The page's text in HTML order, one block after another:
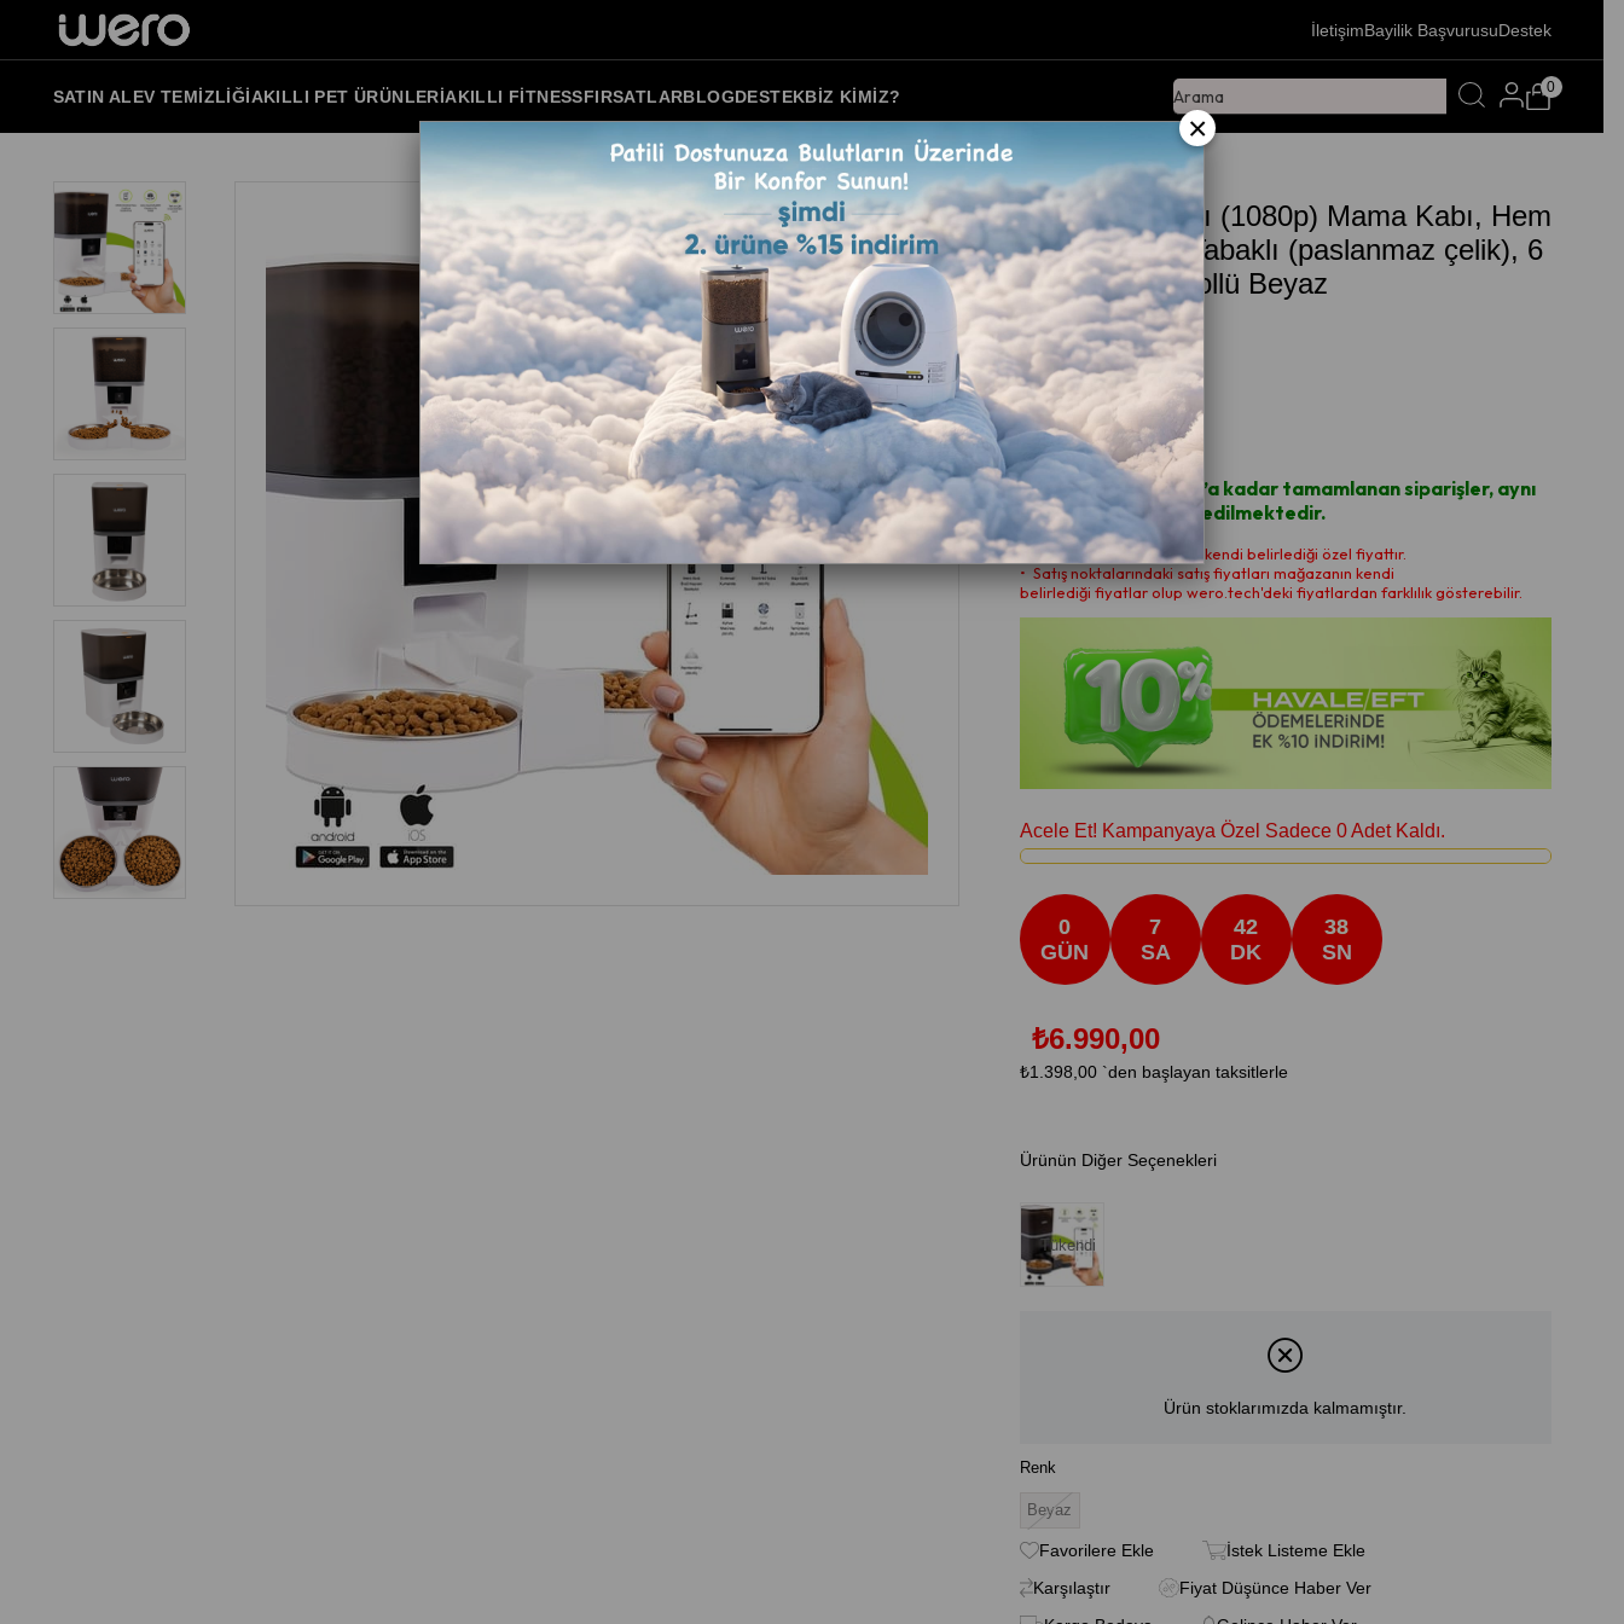
İletişimBayilik BaşvurusuDestek
SATIN ALEV TEMIZLIĞIAKILLI PET ÜRÜNLERIAKILLI FITNESSFIRSATLARBLOGDESTEKBIZ KIMIZ? 0
Wero Kameralı (1080p) Mama Kabı, Hem
Tek hem Çift Tabaklı (paslanmaz çelik), 6
Lt, WiFi Kontrollü Beyaz
4.8
Satış Noktaları
Hafta içi saat 14.00’a kadar tamamlanan siparişler, aynı
gün kargoya teslim edilmektedir.
•⁠ ⁠Ürün fiyatı wero.tech'in kendi belirlediği özel fiyattır.
•⁠ ⁠Satış noktalarındaki satış fiyatları mağazanın kendi
belirlediği fiyatlar olup wero.tech'deki fiyatlardan farklılık gösterebilir.
Acele Et! Kampanyaya Özel Sadece 0Adet Kaldı.
0
GÜN
7
SA
42
DK
36
SN
₺6.990,00
₺1.398,00 `den başlayan taksitlerle
Ürünün Diğer Seçenekleri
Tükendi
Ürün stoklarımızda kalmamıştır.
Renk
Beyaz
Favorilere Ekle
İstek Listeme Ekle
Karşılaştır
Fiyat Düşünce Haber Ver
×